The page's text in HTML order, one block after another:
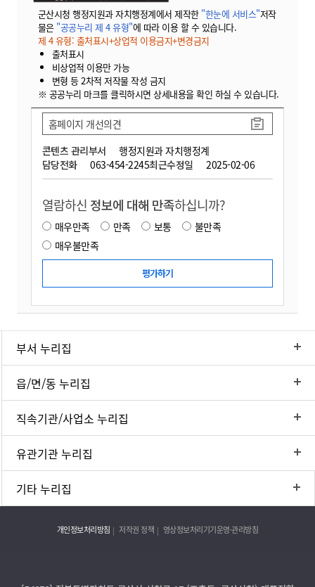
군산시청 행정지원과 자치행정계에서 제작한 "한눈에 서비스"저작
물은 "공공누리 제 4 유형"에 따라 이용 할 수 있습니다.
제 4 유형: 출처표시+상업적 이용금지+변경금지
출처표시
비상업적 이용만 가능
변형 등 2차적 저작물 작성 금지
※ 공공누리 마크를 클릭하시면 상세내용을 확인 하실 수 있습니다.
콘텐츠 관리부서
행정지원과 자치행정계
담당전화
063-454-2245최근수정일 2025-02-06
홈페이지 개선의견
열람하신 정보에 대해 만족하십니까?
매우만족 만족 보통
불만족
매우불만족
부서 누리집
읍/면/동 누리집
직속기관/사업소 누리집
유관기관 누리집
기타 누리집
개인정보처리방침 저작권 정책 영상정보처리기기운영·관리방침